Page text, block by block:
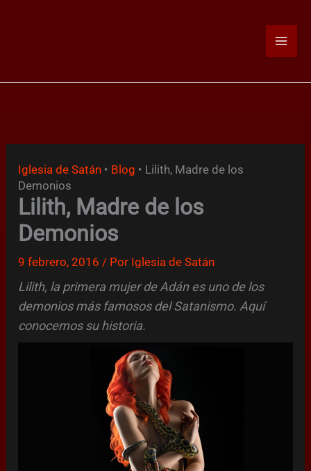
Iglesia de Satán ‣ Blog ‣ Lilith, Madre de los
Demonios
Lilith, Madre de los
Demonios
9 febrero, 2016 / Por Iglesia de Satán
Lilith, la primera mujer de Adán es uno de los
demonios más famosos del Satanismo. Aquí
conocemos su historia.